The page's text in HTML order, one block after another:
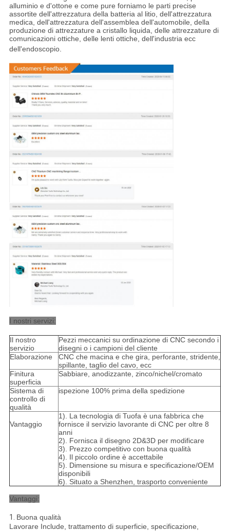
alluminio e d'ottone e come pure forniamo le parti precise
assortite dell'attrezzatura della batteria al litio, dell'attrezzatura
medica, dell'attrezzatura dell'assemblea dell'automobile, della
produzione di attrezzature a cristallo liquida, delle attrezzature di
comunicazioni ottiche, delle lenti ottiche, dell'industria ecc
dell'endoscopio.
I nostri servizi:
Il nostro
servizio
Pezzi meccanici su ordinazione di CNC secondo i
disegni o i campioni del cliente
Elaborazione
CNC che macina e che gira, perforante, stridente,
spillante, taglio del cavo, ecc
Finitura
superficia
Sabbiare, anodizzante, zinco/nichel/cromato
Sistema di
controllo di
qualità
ispezione 100% prima della spedizione
Vantaggio
1). La tecnologia di Tuofa è una fabbrica che
fornisce il servizio lavorante di CNC per oltre 8
anni
2). Fornisca il disegno 2D&3D per modificare
3). Prezzo competitivo con buona qualità
4). Il piccolo ordine è accettabile
5). Dimensione su misura e specificazione/OEM
disponibili
6). Situato a Shenzhen, trasporto conveniente
Vantaggi:
1. Buona qualità
Lavorare Include, trattamento di superficie, specificazione,